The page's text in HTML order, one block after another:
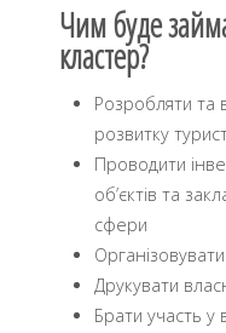
Чим буде
кластер?
Розробляти та
розвитку
Проводити
об’єктів та
сфери
Друкувати
Брати участь у